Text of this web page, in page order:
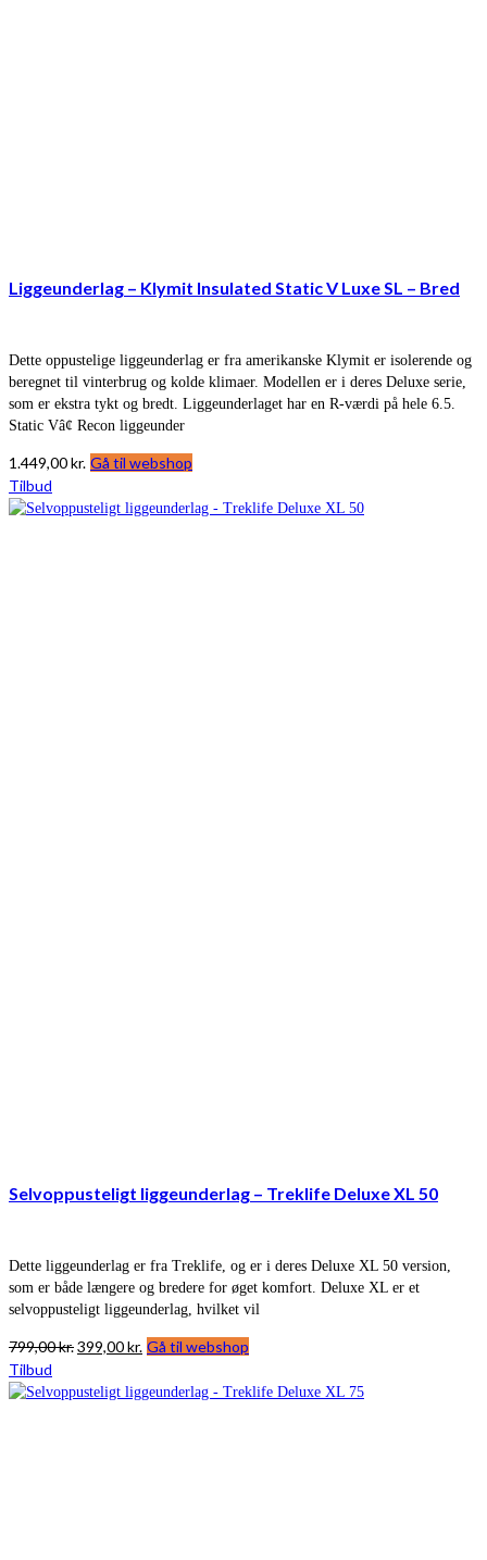
Liggeunderlag – Klymit Insulated Static V Luxe SL – Bred
Dette oppustelige liggeunderlag er fra amerikanske Klymit er isolerende og
beregnet til vinterbrug og kolde klimaer. Modellen er i deres Deluxe serie,
som er ekstra tykt og bredt. Liggeunderlaget har en R-værdi på hele 6.5.
Static Vâ¢ Recon liggeunder
1.449,00kr. Gå til webshop
Tilbud
Selvoppusteligt liggeunderlag – Treklife Deluxe XL 50
Dette liggeunderlag er fra Treklife, og er i deres Deluxe XL 50 version,
som er både længere og bredere for øget komfort. Deluxe XL er et
selvoppusteligt liggeunderlag, hvilket vil
799,00kr.Den
pris
399,00kr. Den
pris
Gå til webshop
Tilbud